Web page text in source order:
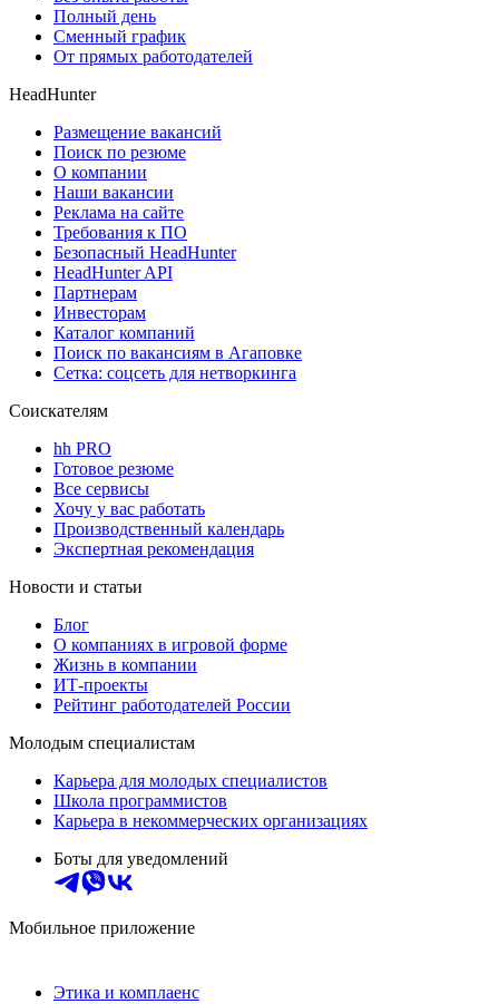
Полный день
Сменный график
От прямых работодателей
HeadHunter
Размещение вакансий
Поиск по резюме
О компании
Наши вакансии
Реклама на сайте
Требования к ПО
Безопасный HeadHunter
HeadHunter API
Партнерам
Инвесторам
Каталог компаний
Поиск по вакансиям в Агаповке
Сетка: соцсеть для нетворкинга
Соискателям
hh PRO
Готовое резюме
Все сервисы
Хочу у вас работать
Производственный календарь
Экспертная рекомендация
Новости и статьи
Блог
О компаниях в игровой форме
Жизнь в компании
ИТ-проекты
Рейтинг работодателей России
Молодым специалистам
Карьера для молодых специалистов
Школа программистов
Карьера в некоммерческих организациях
Боты для уведомлений
Мобильное приложение
Этика и комплаенс